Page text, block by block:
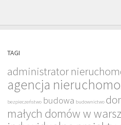
TAGI
administrator
agencja
bezpieczeństwo budowa budownictwo
małych domów w